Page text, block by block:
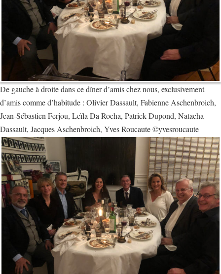
De gauche à droite dans ce dîner d’amis chez nous, exclusivement
d’amis comme d’habitude : Olivier Dassault, Fabienne Aschenbroich,
Jean-Sébastien Ferjou, Leïla Da Rocha, Patrick Dupond, Natacha
Dassault, Jacques Aschenbroich, Yves Roucaute ©yvesroucaute